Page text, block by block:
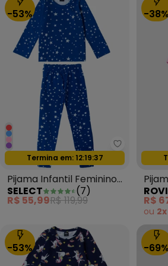
-53%
Select -
Oferta relâmpago
Termina em: 12:19:35
Pijama Infantil Feminino
Estapado Azul
SELECT (7)
R$ 55,99R$ 119,99
-
R$
ou 2x
-53% -